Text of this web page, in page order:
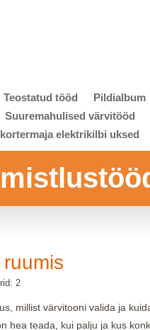
Teostatud tööd Pildialbum
Suuremahulised värvitööd
kortermaja elektrikilbi uksed
2
millist värvitooni valida ja
hea teada, kui palju ja kus